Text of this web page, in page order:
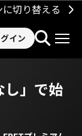
切り替える
イン
し」で始